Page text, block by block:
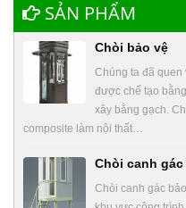
SẢN PHẨM
Chòi bảo vệ
Chúng ta đã quen
được chế tạo
xây bằng gạch.
composite làm nội thất…
Chòi canh gác
Chòi canh gác